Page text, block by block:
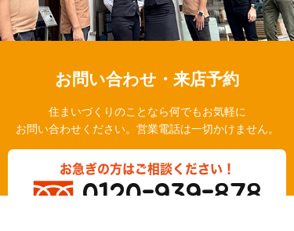
お問い合わせ・来店予約
住まいづくりのことなら何でもお気軽に
お問い合わせください。営業電話は一切かけません。
お急ぎの方はご相談ください！
0120-939-878